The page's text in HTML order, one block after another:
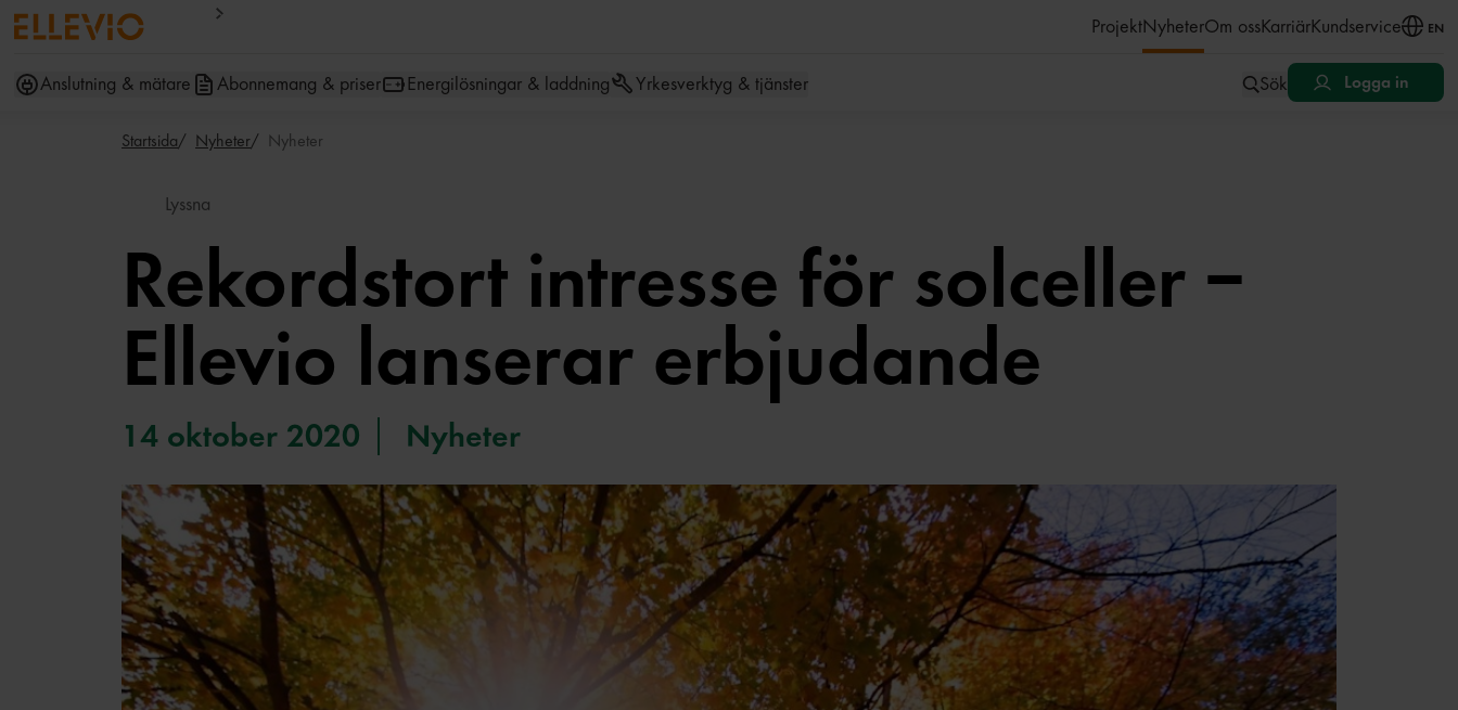
ProjektNyheterOm ossKarriärKundservice EN
Anslutning & mätare Abonnemang & priser Energilösningar & laddning Yrkesverktyg & tjänster Sök Logga in
Startsida Nyheter Nyheter
Lyssna
Rekordstort intresse för solceller –
Ellevio lanserar erbjudande
14 oktober 2020 Nyheter